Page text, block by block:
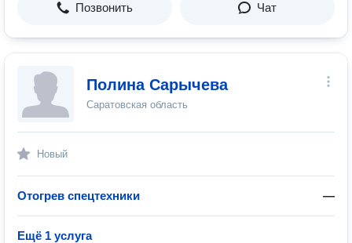
Позвонить Чат
Полина Сарычева
Саратовская область
Новый
Отогрев спецтехники —
Ещё 1 услуга